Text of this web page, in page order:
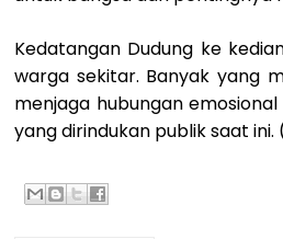
Kedatangan Dudung ke
warga sekitar. Banyak yang
menjaga hubungan
yang dirindukan publik saat ini.